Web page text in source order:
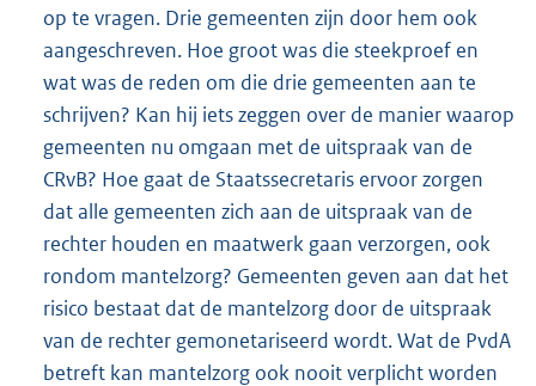
op te vragen. Drie gemeenten zijn door hem ook
aangeschreven. Hoe groot was die steekproef en
wat was de reden om die drie gemeenten aan te
schrijven? Kan hij iets zeggen over de manier waarop
gemeenten nu omgaan met de uitspraak van de
CRvB? Hoe gaat de Staatssecretaris ervoor zorgen
dat alle gemeenten zich aan de uitspraak van de
rechter houden en maatwerk gaan verzorgen, ook
rondom mantelzorg? Gemeenten geven aan dat het
risico bestaat dat de mantelzorg door de uitspraak
van de rechter gemonetariseerd wordt. Wat de PvdA
betreft kan mantelzorg ook nooit verplicht worden